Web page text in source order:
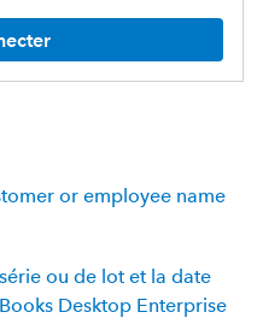
or employee name
ou de lot et la date
Desktop Enterprise